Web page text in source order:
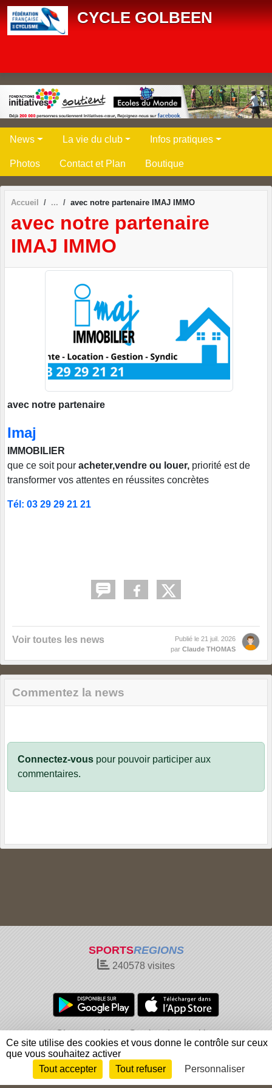
CYCLE GOLBEEN
News La vie du club Infos pratiques
Photos Contact et Plan Boutique
Accueil avec notre partenaire IMAJ IMMO
avec notre partenaire
IMAJ IMMO
avec notre partenaire
Imaj
IMMOBILIER
que ce soit pour acheter,vendre ou louer, priorité est de
transformer vos attentes en réussites concrètes
Tél: 03 29 29 21 21
Voir toutes les news Publié le 21 juil. 2026
par Claude THOMAS
Commentez la news
Connectez-vous pour pouvoir participer aux
commentaires.
SPORTSREGIONS
240578 visites
Charte cookies
Gestion des cookies
Informations légales
Signaler un contenu inapproprié
Envie de participer ? Connexion
Panneau de gestion des cookies
Ce site utilise des cookies et vous donne le contrôle sur ceux
que vous souhaitez activer
Tout accepter
Tout refuser Personnaliser